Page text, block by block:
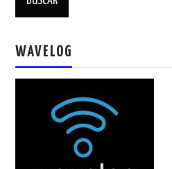
SOTA Y POTA
W5WIN
WAVELOG
AUTENTIFICACIÓN DE MIEMBROS DEL
WAVELOG